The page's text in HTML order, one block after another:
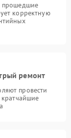
прошедшие
корректную
ремонт
провести
кратчайшие